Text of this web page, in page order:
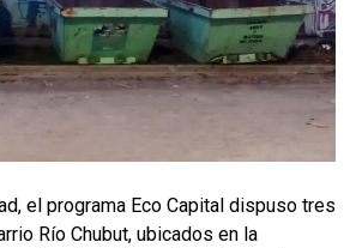
el programa Eco Capital dispuso tres
Río Chubut, ubicados en la